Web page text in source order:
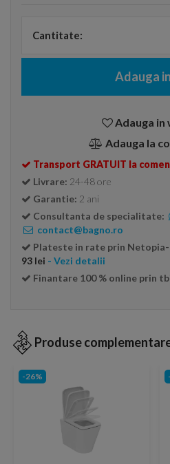
Cantitate:
Adauga
Adauga in
Adauga la
Transport GRATUIT la
Livrare: 24-48 ore
Garantie: 2 ani
Consultanta de specialitate:
contact@bagno.ro
Plateste in rate prin
93 lei - Vezi detalii
Finantare 100 % online prin
Produse
-26%